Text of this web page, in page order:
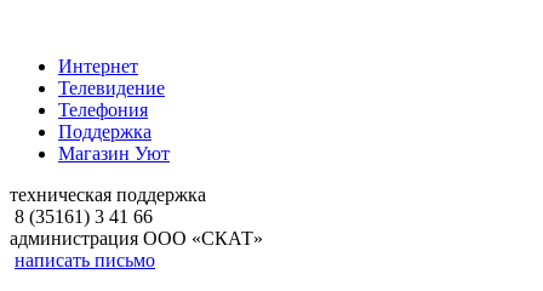
Интернет
Телевидение
Телефония
Поддержка
Магазин Уют
техническая поддержка
8 (35161) 3 41 66
администрация ООО «СКАТ»
написать письмо